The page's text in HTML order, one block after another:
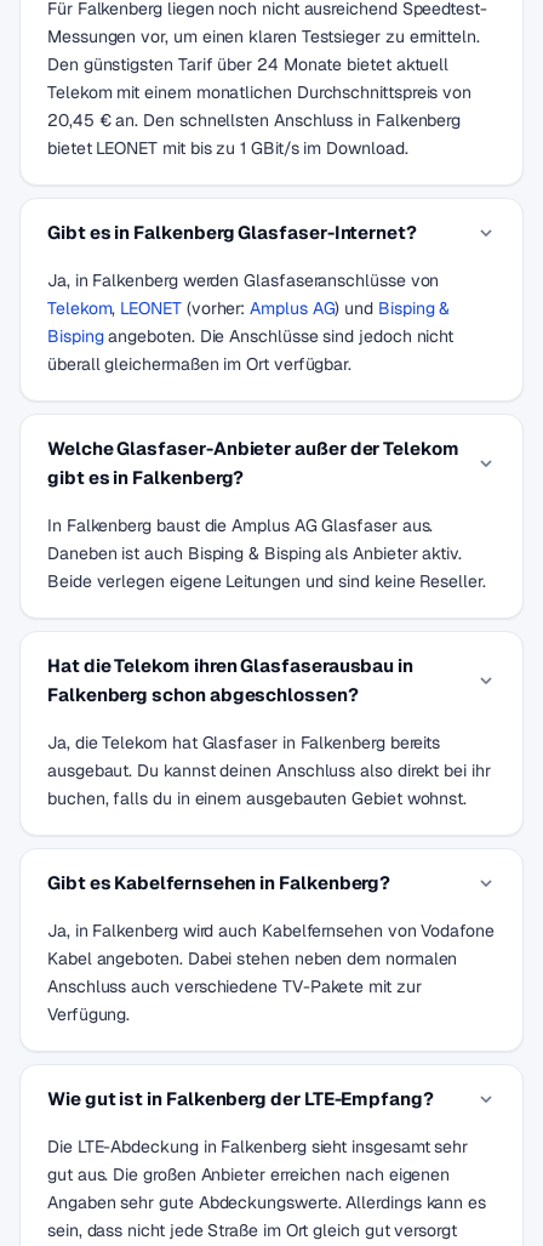
Für Falkenberg liegen noch nicht ausreichend Speedtest-
Messungen vor, um einen klaren Testsieger zu ermitteln.
Den günstigsten Tarif über 24 Monate bietet aktuell
Telekom mit einem monatlichen Durchschnittspreis von
20,45 € an. Den schnellsten Anschluss in Falkenberg
bietet LEONET mit bis zu 1 GBit/s im Download.
Gibt es in Falkenberg Glasfaser-Internet?
Ja, in Falkenberg werden Glasfaseranschlüsse von
Telekom, LEONET(vorher:Amplus AG) und Bisping &
Bispingangeboten. Die Anschlüsse sind jedoch nicht
überall gleichermaßen im Ort verfügbar.
Welche Glasfaser-Anbieter außer der Telekom
gibt es in Falkenberg?
In Falkenberg baust die Amplus AG Glasfaser aus.
Daneben ist auch Bisping & Bisping als Anbieter aktiv.
Beide verlegen eigene Leitungen und sind keine Reseller.
Hat die Telekom ihren Glasfaserausbau in
Falkenberg schon abgeschlossen?
Ja, die Telekom hat Glasfaser in Falkenberg bereits
ausgebaut. Du kannst deinen Anschluss also direkt bei ihr
buchen, falls du in einem ausgebauten Gebiet wohnst.
Gibt es Kabelfernsehen in Falkenberg?
Ja, in Falkenberg wird auch Kabelfernsehen von Vodafone
Kabel angeboten. Dabei stehen neben dem normalen
Anschluss auch verschiedene TV-Pakete mit zur
Verfügung.
Wie gut ist in Falkenberg der LTE-Empfang?
Die LTE-Abdeckung in Falkenberg sieht insgesamt sehr
gut aus. Die großen Anbieter erreichen nach eigenen
Angaben sehr gute Abdeckungswerte. Allerdings kann es
sein, dass nicht jede Straße im Ort gleich gut versorgt